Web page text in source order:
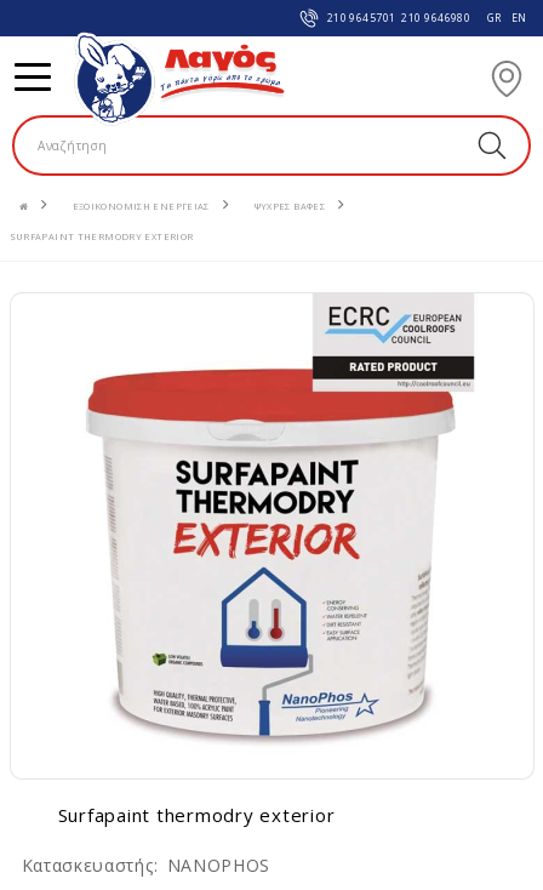
210 9645701 210 9646980 GR EN
ΕΞΟΙΚΟΝΟΜΙΣΗ ΕΝΕΡΓΕΙΑΣ ΨΥΧΡΕΣ ΒΑΦΕΣ
SURFAPAINT THERMODRY EXTERIOR
surfapaint thermodry exterior
Κατασκευαστής: NANOPHOS